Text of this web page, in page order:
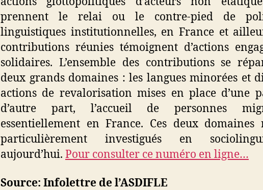
prennent le relai ou le contre-pied de
linguistiques institutionnelles, en France et
contributions réunies témoignent d’actions
solidaires. L’ensemble des contributions se
deux grands domaines : les langues minorées et
actions de revalorisation mises en place d’une
d’autre part, l’accueil de personnes
essentiellement en France. Ces deux domaines
particulièrement investigués en
aujourd’hui. Pour consulter ce numéro en ligne…
Source: Infolettre de l’ASDIFLE